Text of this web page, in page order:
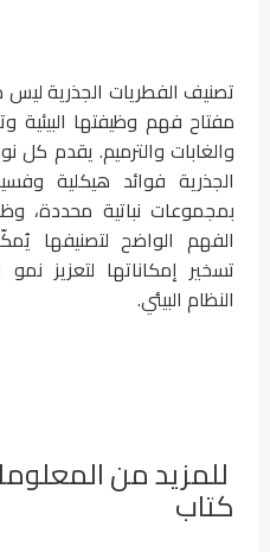
تصنيف الفطريات الجذرية
مفتاح فهم وظيفتها البيئية
والغابات والترميم. يقدم كل
الجذرية فوائد هيكلية
بمجموعات نباتية محددة،
الفهم الواضح لتصنيفها
تسخير إمكاناتها لتعزيز نمو
النظام البيئي.
للمزيد من
كتاب